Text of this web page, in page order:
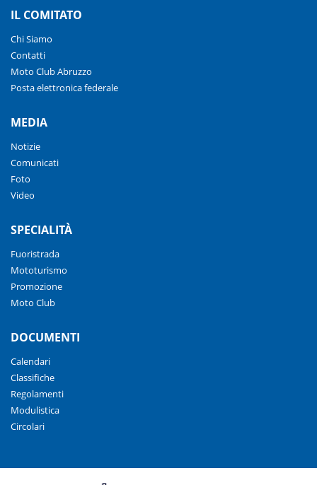
IL COMITATO
Chi Siamo
Contatti
Moto Club Abruzzo
Posta elettronica federale
MEDIA
Notizie
Comunicati
Foto
Video
SPECIALITÀ
Fuoristrada
Mototurismo
Promozione
Moto Club
DOCUMENTI
Calendari
Classifiche
Regolamenti
Modulistica
Circolari